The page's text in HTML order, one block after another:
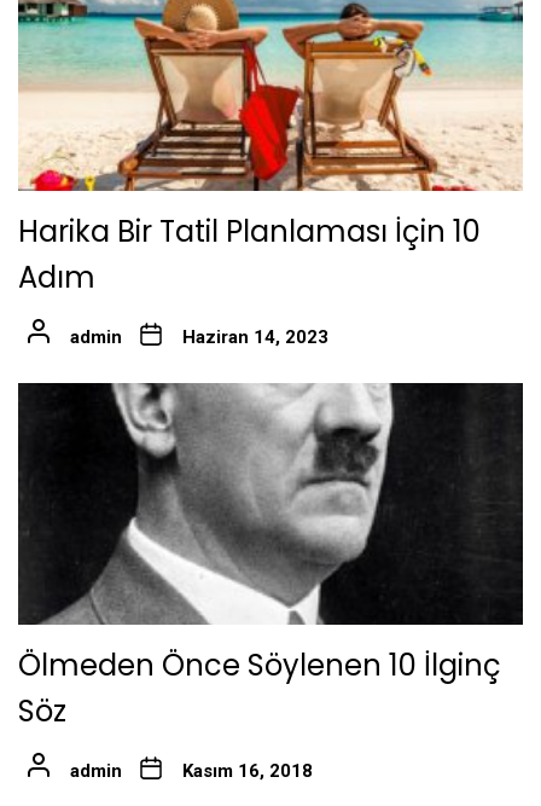
Harika Bir Tatil Planlaması İçin 10
Adım
admin Haziran 14, 2023
Ölmeden Önce Söylenen 10 İlginç
Söz
admin Kasım 16, 2018